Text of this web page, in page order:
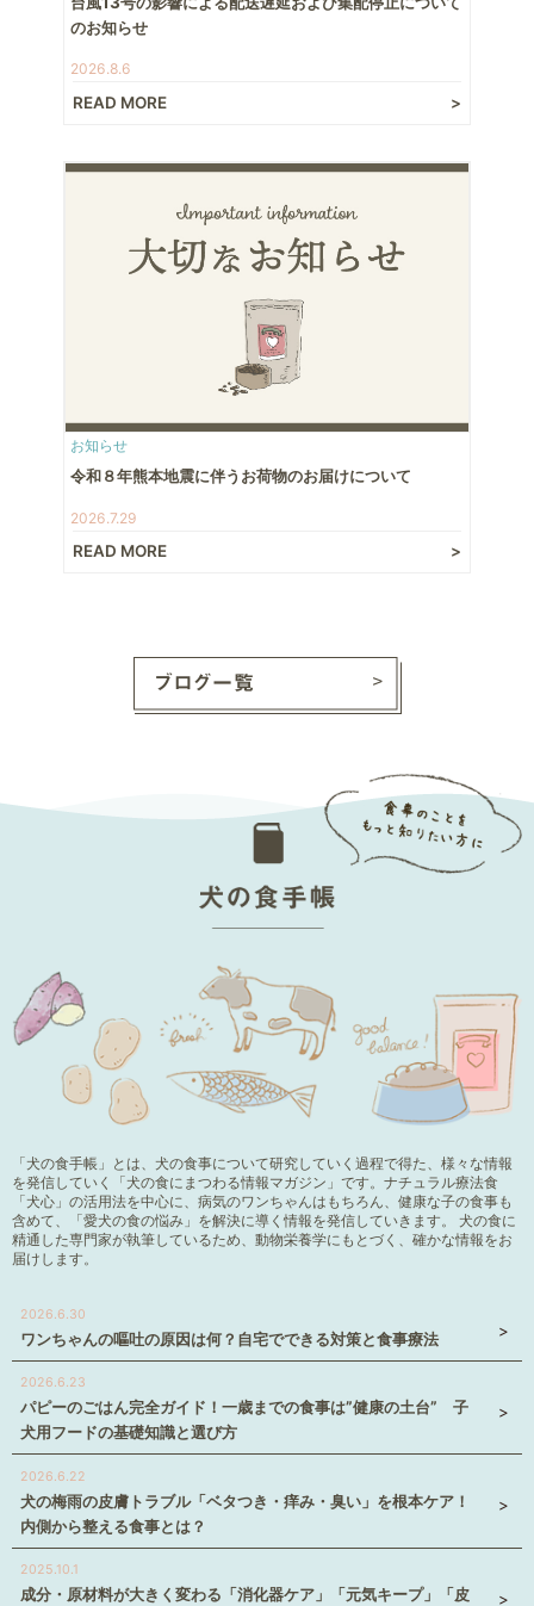
のお知らせ
2026.8.6
READ MORE
お知らせ
令和８年熊本地震に伴うお荷物のお届けについて
2026.7.29
READ MORE
「犬の食手帳」とは、犬の食事について研究していく過程で得た、様々な情報
を発信していく「犬の食にまつわる情報マガジン」です。ナチュラル療法食
「犬心」の活用法を中心に、病気のワンちゃんはもちろん、健康な子の食事も
含めて、「愛犬の食の悩み」を解決に導く情報を発信していきます。 犬の食に
精通した専門家が執筆しているため、動物栄養学にもとづく、確かな情報をお
届けします。
2026.6.30
ワンちゃんの嘔吐の原因は何？自宅でできる対策と食事療法
2026.6.23
パピーのごはん完全ガイド！一歳までの食事は”健康の土台” 子
犬用フードの基礎知識と選び方
2026.6.22
犬の梅雨の皮膚トラブル「ベタつき・痒み・臭い」を根本ケア！
内側から整える食事とは？
2025.10.1
成分・原材料が大きく変わる「消化器ケア」「元気キープ」「皮